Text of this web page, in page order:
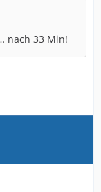
nach 33 Min!